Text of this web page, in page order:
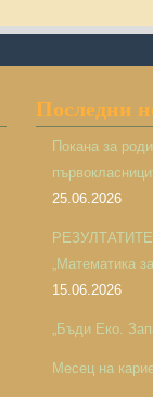
Последни
Покана за
25.06.2026
РЕЗУЛТАТИТЕ
„Математика
15.06.2026
„Бъди Еко.
Месец на